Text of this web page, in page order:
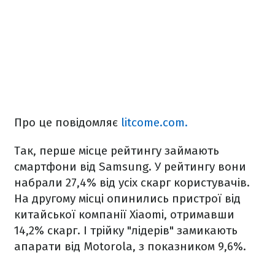
Про це повідомляє litcome.com.
Так, перше місце рейтингу займають
смартфони від Samsung. У рейтингу вони
набрали 27,4% від усіх скарг користувачів.
На другому місці опинились пристрої від
китайської компанії Xiaomi, отримавши
14,2% скарг. І трійку "лідерів" замикають
апарати від Motorola, з показником 9,6%.